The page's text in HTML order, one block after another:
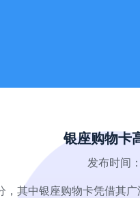
银座购物卡
发布时间
，其中银座购物卡凭借其